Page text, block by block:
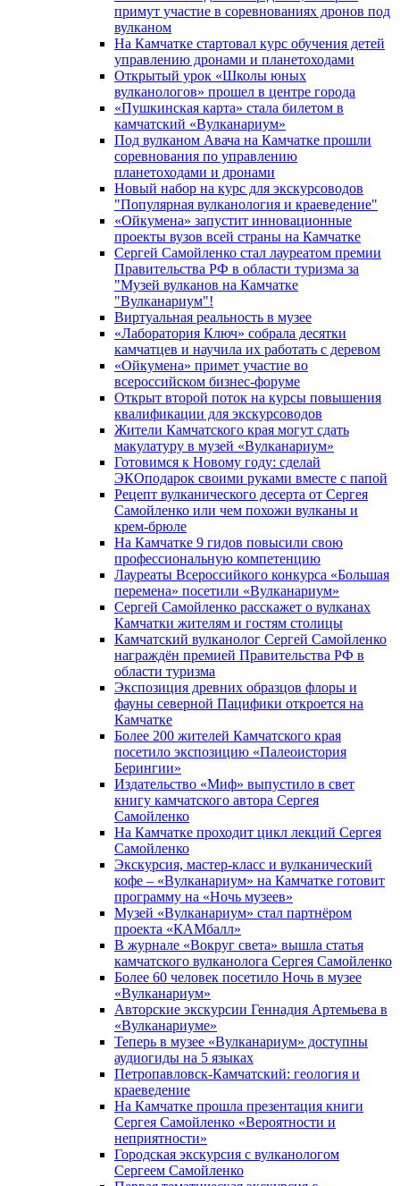
примут участие в соревнованиях дронов под
вулканом
На Камчатке стартовал курс обучения детей
управлению дронами и планетоходами
Открытый урок «Школы юных
вулканологов» прошел в центре города
«Пушкинская карта» стала билетом в
камчатский «Вулканариум»
Под вулканом Авача на Камчатке прошли
соревнования по управлению
планетоходами и дронами
Новый набор на курс для экскурсоводов
"Популярная вулканология и краеведение"
«Ойкумена» запустит инновационные
проекты вузов всей страны на Камчатке
Сергей Самойленко стал лауреатом премии
Правительства РФ в области туризма за
"Музей вулканов на Камчатке
"Вулканариум"!
Виртуальная реальность в музее
«Лаборатория Ключ» собрала десятки
камчатцев и научила их работать с деревом
«Ойкумена» примет участие во
всероссийском бизнес-форуме
Открыт второй поток на курсы повышения
квалификации для экскурсоводов
Жители Камчатского края могут сдать
макулатуру в музей «Вулканариум»
Готовимся к Новому году: сделай
ЭКОподарок своими руками вместе с папой
Рецепт вулканического десерта от Сергея
Самойленко или чем похожи вулканы и
крем-брюле
На Камчатке 9 гидов повысили свою
профессиональную компетенцию
Лауреаты Всероссийкого конкурса «Большая
перемена» посетили «Вулканариум»
Сергей Самойленко расскажет о вулканах
Камчатки жителям и гостям столицы
Камчатский вулканолог Сергей Самойленко
награждён премией Правительства РФ в
области туризма
Экспозиция древних образцов флоры и
фауны северной Пацифики откроется на
Камчатке
Более 200 жителей Камчатского края
посетило экспозицию «Палеоистория
Берингии»
Издательство «Миф» выпустило в свет
книгу камчатского автора Сергея
Самойленко
На Камчатке проходит цикл лекций Сергея
Самойленко
Экскурсия, мастер-класс и вулканический
кофе – «Вулканариум» на Камчатке готовит
программу на «Ночь музеев»
Музей «Вулканариум» стал партнёром
проекта «КАМбалл»
В журнале «Вокруг света» вышла статья
камчатского вулканолога Сергея Самойленко
Более 60 человек посетило Ночь в музее
«Вулканариум»
Авторские экскурсии Геннадия Артемьева в
«Вулканариуме»
Теперь в музее «Вулканариум» доступны
аудиогиды на 5 языках
Петропавловск-Камчатский: геология и
краеведение
На Камчатке прошла презентация книги
Сергея Самойленко «Вероятности и
неприятности»
Городская экскурсия с вулканологом
Сергеем Самойленко